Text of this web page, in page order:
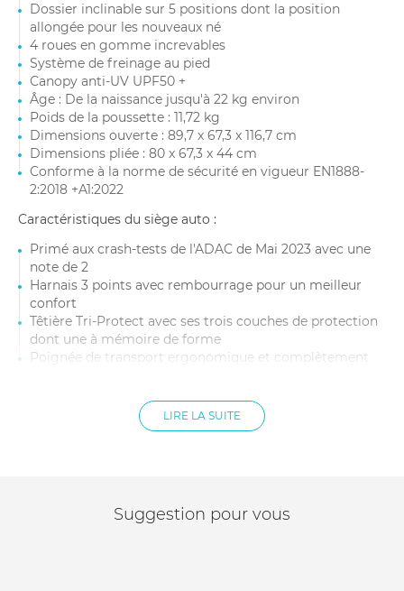
Dossier inclinable sur 5 positions dont la position
allongée pour les nouveaux né
4 roues en gomme increvables
Système de freinage au pied
Canopy anti-UV UPF50 +
Âge : De la naissance jusqu'à 22 kg environ
Poids de la poussette : 11,72 kg
Dimensions ouverte : 89,7 x 67,3 x 116,7 cm
Dimensions pliée : 80 x 67,3 x 44 cm
Conforme à la norme de sécurité en vigueur EN1888-
2:2018 +A1:2022
Caractéristiques du siège auto :
Primé aux crash-tests de l'ADAC de Mai 2023 avec une
note de 2
Harnais 3 points avec rembourrage pour un meilleur
confort
Têtière Tri-Protect avec ses trois couches de protection
dont une à mémoire de forme
Poignée de transport ergonomique et complètement
Déhoussable et lavable à 30°
Insert nouveau-né détachable pour une utilisation
Poids max enfant : 13 kg
LIRE LA SUITE
Suggestion pour vous